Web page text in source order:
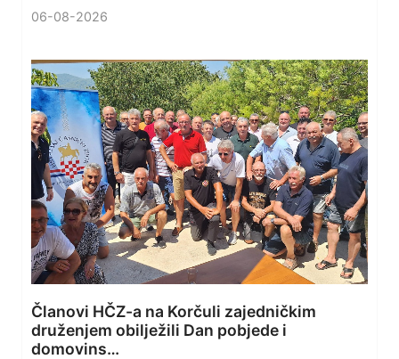
06-08-2026
Članovi HČZ-a na Korčuli zajedničkim
druženjem obilježili Dan pobjede i
domovins…